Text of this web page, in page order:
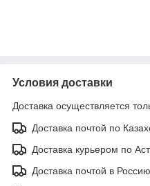
Условия доставки
Доставка осуществляется
Доставка почтой по
Доставка курьером по
Доставка почтой в